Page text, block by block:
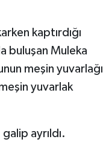
kaptırdığı
buluşan Muleka
meşin yuvarlağı
yuvarlak
ayrıldı.